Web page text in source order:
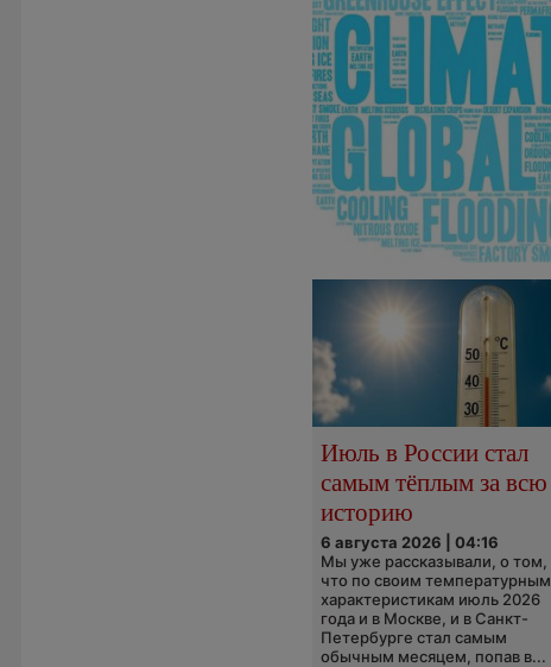
Июль в России стал
самым тёплым за всю
историю
6 августа 2026 | 04:16
Мы уже рассказывали, о том,
что по своим температурным
характеристикам июль 2026
года и в Москве, и в Санкт-
Петербурге стал самым
обычным месяцем, попав в...